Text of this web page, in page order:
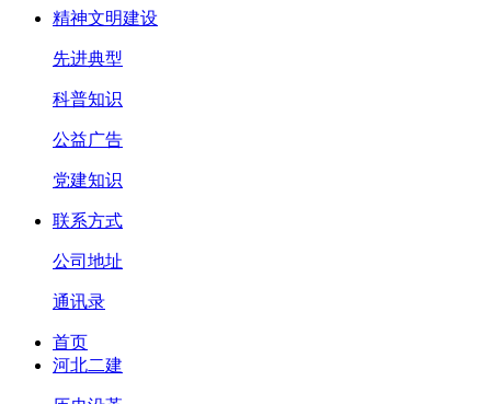
精神文明建设
先进典型
科普知识
公益广告
党建知识
联系方式
公司地址
通讯录
首页
河北二建